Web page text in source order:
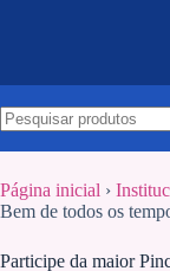
Página inicial ›
Bem de todos os
Participe da maior